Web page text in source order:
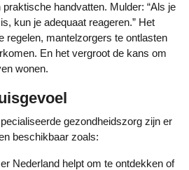
handvatten. Mulder: “Als je
kun je adequaat reageren.” Het
regelen, mantelzorgers te ontlasten
En het vergroot de kans om
wonen.
beschikbaar zoals:
Nederland helpt om te ontdekken of